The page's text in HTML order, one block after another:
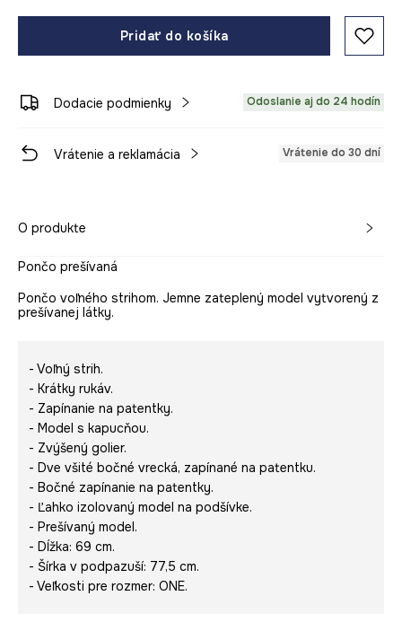
Pridať do košíka
Dodacie podmienky Odoslanie aj do 24 hodín
Vrátenie a reklamácia Vrátenie do 30 dní
O produkte
Pončo prešívaná
Pončo voľného strihom. Jemne zateplený model vytvorený z
prešívanej látky.
- Voľný strih.
- Krátky rukáv.
- Zapínanie na patentky.
- Model s kapucňou.
- Zvýšený golier.
- Dve všité bočné vrecká, zapínané na patentku.
- Bočné zapínanie na patentky.
- Ľahko izolovaný model na podšívke.
- Prešívaný model.
- Dĺžka: 69 cm.
- Šírka v podpazuší: 77,5 cm.
- Veľkosti pre rozmer: ONE.